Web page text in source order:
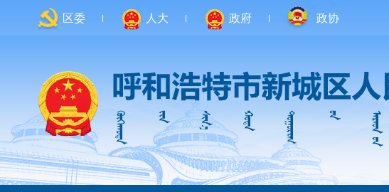
区委 人大 政府 政协